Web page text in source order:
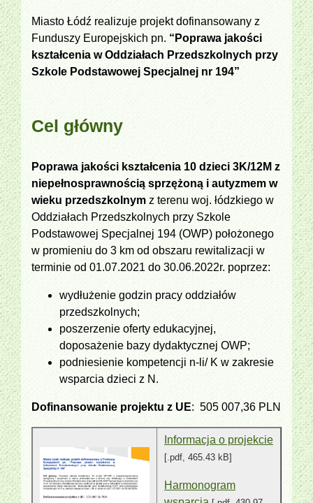
Miasto Łódź realizuje projekt dofinansowany z
Funduszy Europejskich pn. “Poprawa jakości
kształcenia w Oddziałach Przedszkolnych przy
Szkole Podstawowej Specjalnej nr 194”
Cel główny
Poprawa jakości kształcenia 10 dzieci 3K/12M z
niepełnosprawnością sprzężoną i autyzmem w
wieku przedszkolnym z terenu woj. łódzkiego w
Oddziałach Przedszkolnych przy Szkole
Podstawowej Specjalnej 194 (OWP) położonego
w promieniu do 3 km od obszaru rewitalizacji w
terminie od 01.07.2021 do 30.06.2022r. poprzez:
wydłużenie godzin pracy oddziałów
przedszkolnych;
poszerzenie oferty edukacyjnej,
doposażenie bazy dydaktycznej OWP;
podniesienie kompetencji n-li/ K w zakresie
wsparcia dzieci z N.
Dofinansowanie projektu z UE: 505 007,36 PLN
Informacja o projekcie
[.pdf, 465.43 kB]
Harmonogram